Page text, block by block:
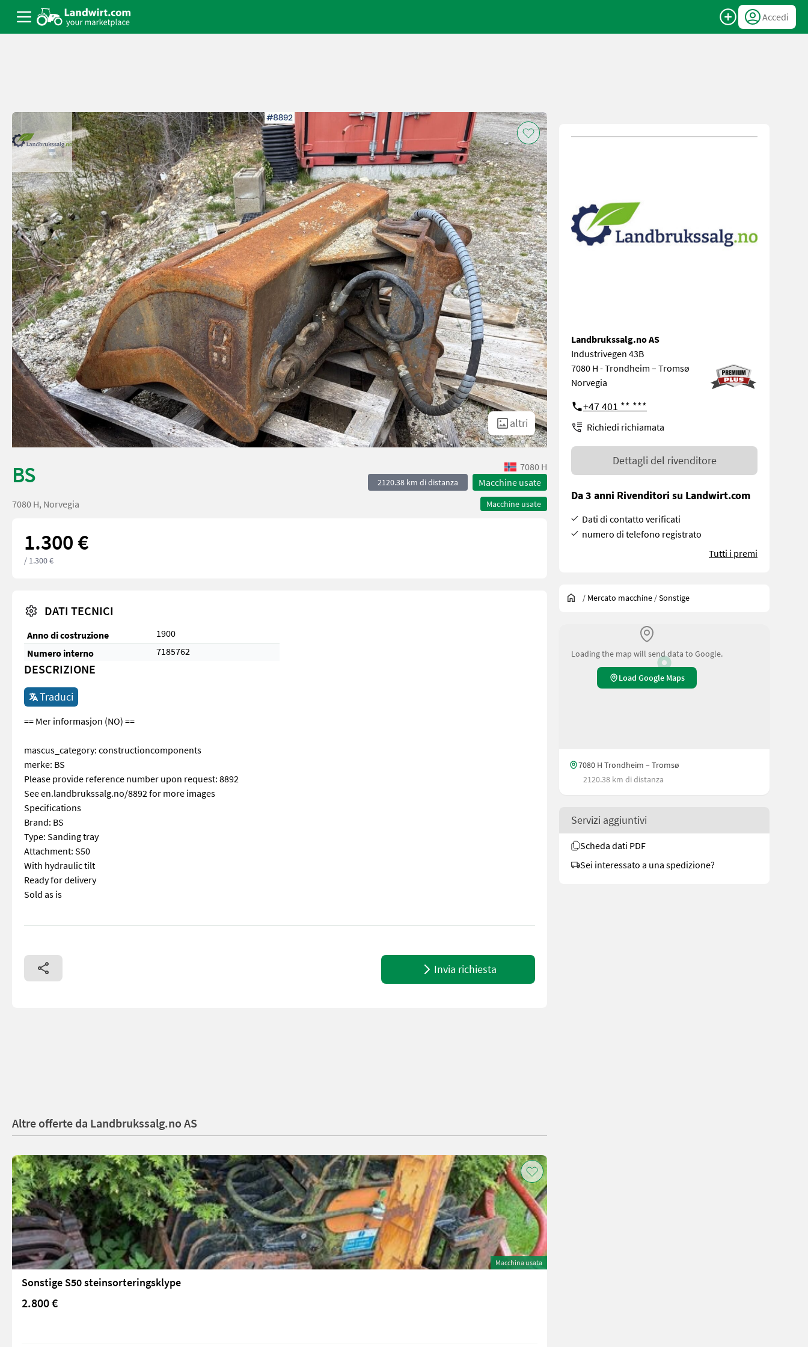
Accedi
altri
BS 7080 H
2120.38 km di distanza Macchine usate
Macchine usate
7080 H, Norvegia
1.300 €
/ 1.300 €
DATI TECNICI
Anno di costruzione
1900
Numero interno
7185762
DESCRIZIONE
Traduci
== Mer informasjon (NO) ==
mascus_category: constructioncomponents
merke: BS
Please provide reference number upon request: 8892
See en.landbrukssalg.no/8892 for more images
Specifications
Brand: BS
Type: Sanding tray
Attachment: S50
With hydraulic tilt
Ready for delivery
Sold as is
== Mer informasjon (NO) == mascus_category: constructioncomponents merke: BS Please provide reference number upon request: 8892 See en.landbrukssalg.no/8892 for more images
Invia richiesta
Landbrukssalg.no AS
Industrivegen 43B
7080 H - Trondheim – Tromsø
Norvegia
+47 401 ** ***
Richiedi richiamata
Dettagli del rivenditore
Da 3 anni Rivenditori su Landwirt.com
Dati di contatto verificati
numero di telefono registrato
Tutti i premi
/ Mercato macchine /Sonstige
Loading the map will send data to Google.
Load Google Maps
7080 H Trondheim – Tromsø
2120.38 km di distanza
Servizi aggiuntivi
Scheda dati PDF
Sei interessato a una spedizione?
Altre offerte da Landbrukssalg.no AS
Macchina usata
Sonstige S50 steinsorteringsklype
2.800 €